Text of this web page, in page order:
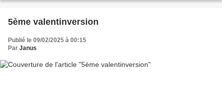
5ème valentinversion
Publié le 09/02/2025 à 00:15
Par Janus